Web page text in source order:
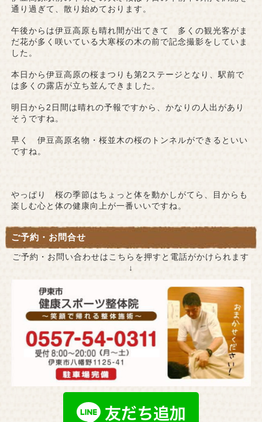
通り過ぎて、散り始めております。
午後からは伊豆高原も晴れ間が出てきて 多くの観光客がま
だ花が多く咲いている大寒桜の木の前で記念撮影をしていま
した。
本日から伊豆高原の桜まつりも第2ステージとなり、駅前で
は多くの露店が立ち並んできました。
明日から2日間は晴れの予報ですから、かなりの人出があり
そうですね。
早く 伊豆高原名物・桜並木の桜のトンネルができるといい
ですね。
やっぱり 桜の季節はちょっと体を動かしがてら、目からも
楽しむ心と体の健康向上が一番いいですね。
ご予約・お問合せ
ご予約・お問い合わせはこちらを押すと電話がかけられます
↓